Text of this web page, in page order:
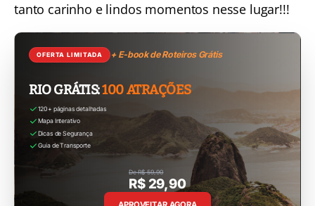
tanto carinho e lindos momentos nesse lugar!!!
OFERTA LIMITADA + E-book de Roteiros Grátis
RIO GRÁTIS:100 ATRAÇÕES
120+ páginas detalhadas
Mapa Interativo
Dicas de Segurança
Guia de Transporte
De R$ 59,90
R$ 29,90